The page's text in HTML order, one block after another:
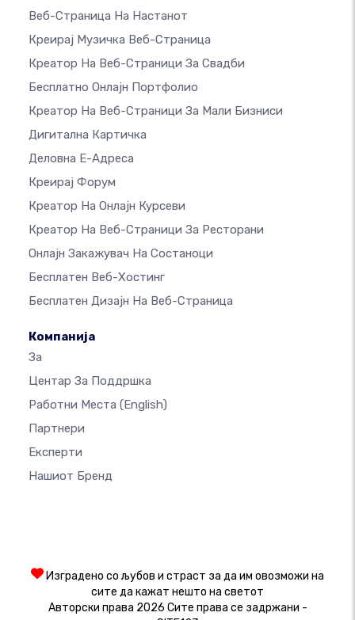
Веб-Страница На Настанот
Креирај Музичка Веб-Страница
Креатор На Веб-Страници За Свадби
Бесплатно Онлајн Портфолио
Креатор На Веб-Страници За Мали Бизниси
Дигитална Картичка
Деловна Е-Адреса
Креирај Форум
Креатор На Онлајн Курсеви
Креатор На Веб-Страници За Ресторани
Онлајн Закажувач На Состаноци
Бесплатен Веб-Хостинг
Бесплатен Дизајн На Веб-Страница
Компанија
За
Центар За Поддршка
Работни Места (English)
Партнери
Експерти
Нашиот Бренд
Изградено со љубов и страст за да им овозможи на
сите да кажат нешто на светот
Авторски права 2026 Сите права се задржани -